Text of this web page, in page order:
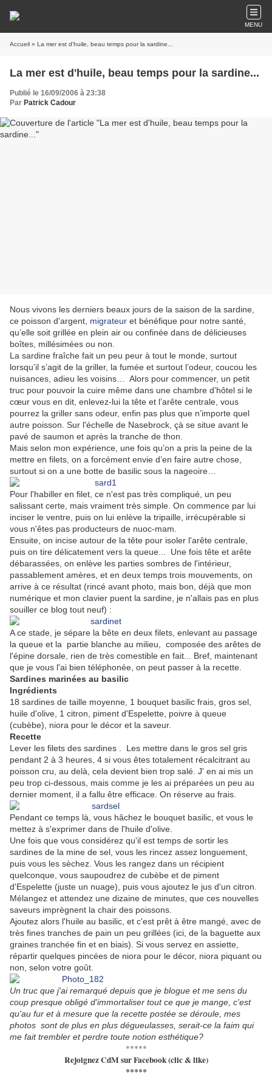
MENU
Accueil » La mer est d'huile, beau temps pour la sardine...
La mer est d'huile, beau temps pour la sardine...
Publié le 16/09/2006 à 23:38
Par Patrick Cadour
Nous vivons les derniers beaux jours de la saison de la sardine,
ce poisson d'argent, migrateur et bénéfique pour notre santé,
qu’elle soit grillée en plein air ou confinée dans de délicieuses
boîtes, millésimées ou non.
La sardine fraîche fait un peu peur à tout le monde, surtout
lorsqu’il s’agit de la griller, la fumée et surtout l’odeur, coucou les
nuisances, adieu les voisins… Alors pour commencer, un petit
truc pour pouvoir la cuire même dans une chambre d’hôtel si le
cœur vous en dit, enlevez-lui la tête et l’arête centrale, vous
pourrez la griller sans odeur, enfin pas plus que n’importe quel
autre poisson. Sur l'échelle de Nasebrock, çà se situe avant le
pavé de saumon et après la tranche de thon.
Mais selon mon expérience, une fois qu’on a pris la peine de la
mettre en filets, on a forcément envie d’en faire autre chose,
surtout si on a une botte de basilic sous la nageoire…
Pour l'habiller en filet, ce n'est pas très compliqué, un peu
salissant certe, mais vraiment très simple. On commence par lui
inciser le ventre, puis on lui enlève la tripaille, irrécupérable si
vous n'êtes pas producteurs de nuoc-mam.
Ensuite, on incise autour de la tête pour isoler l'arête centrale,
puis on tire délicatement vers la queue... Une fois tête et arête
débarassées, on enlève les parties sombres de l'intérieur,
passablement amères, et en deux temps trois mouvements, on
arrive à ce résultat (rincé avant photo, mais bon, déjà que mon
numérique et mon clavier puent la sardine, je n'allais pas en plus
souiller ce blog tout neuf) :
A ce stade, je sépare la bête en deux filets, enlevant au passage
la queue et la partie blanche au milieu, composée des arêtes de
l'épine dorsale, rien de très comestible en fait... Bref, maintenant
que je vous l'ai bien téléphonée, on peut passer à la recette.
Sardines marinées au basilic
Ingrédients
18 sardines de taille moyenne, 1 bouquet basilic frais, gros sel,
huile d'olive, 1 citron, piment d'Espelette, poivre à queue
(cubèbe), niora pour le décor et la saveur.
Recette
Lever les filets des sardines . Les mettre dans le gros sel gris
pendant 2 à 3 heures, 4 si vous êtes totalement récalcitrant au
poisson cru, au delà, cela devient bien trop salé. J' en ai mis un
peu trop ci-dessous, mais comme je les ai préparées un peu au
dernier moment, il a fallu être efficace. On réserve au frais.
Pendant ce temps là, vous hâchez le bouquet basilic, et vous le
mettez à s'exprimer dans de l'huile d'olive.
Une fois que vous considérez qu'il est temps de sortir les
sardines de la mine de sel, vous les rincez assez longuement,
puis vous les sèchez. Vous les rangez dans un récipient
quelconque, vous saupoudrez de cubèbe et de piment
d'Espelette (juste un nuage), puis vous ajoutez le jus d'un citron.
Mélangez et attendez une dizaine de minutes, que ces nouvelles
saveurs imprègnent la chair des poissons.
Ajoutez alors l'huile au basilic, et c'est prêt à être mangé, avec de
très fines tranches de pain un peu grillées (ici, de la baguette aux
graines tranchée fin et en biais). Si vous servez en assiette,
répartir quelques pincées de niora pour le décor, niora piquant ou
non, selon votre goût.
Un truc que j'ai remarqué depuis que je blogue et me sens du
coup presque obligé d'immortaliser tout ce que je mange, c'est
qu'au fur et à mesure que la recette postée se déroule, mes
photos sont de plus en plus dégueulasses, serait-ce la faim qui
me fait trembler et perdre toute notion esthétique?
*****
Rejoignez CdM sur Facebook (clic & like)
*****